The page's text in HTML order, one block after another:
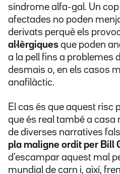
síndrome alfa-gal. Un
afectades no poden
derivats perquè els
al·lèrgiques que poden
a la pell fins a problemes
desmais o, en els casos
anafilàctic.
El cas és que aquest risc
que és real també a
de diverses narratives
pla maligne ordit per Bill
d'escampar aquest mal
mundial de carn i, així,